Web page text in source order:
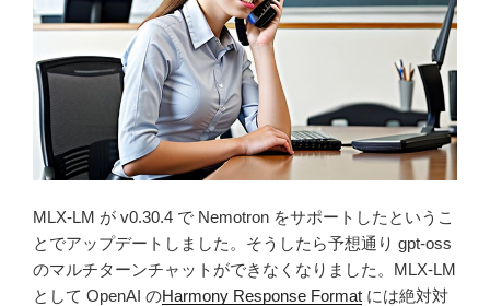
MLX-LM が v0.30.4 で Nemotron をサポートしたというこ
とでアップデートしました。そうしたら予想通り gpt-oss
のマルチターンチャットができなくなりました。MLX-LM
として OpenAI のHarmony Response Format には絶対対